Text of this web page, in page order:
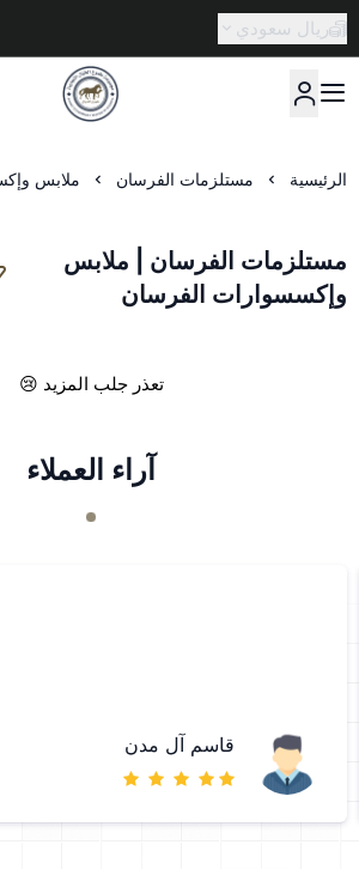
ريال سعودي
صيدلية
الرئيسية مستلزمات الفرسان ملابس
مستلزمات الفرسان | ملابس
وإكسسوارات الفرسان
تعذر جلب المزيد 😢
آراء العملاء
قاسم آل مدن